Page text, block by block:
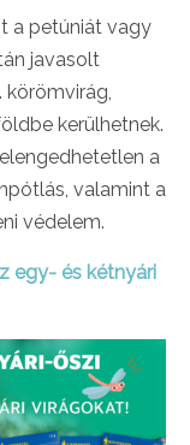
a petúniát vagy
javasolt
körömvirág,
kerülhetnek.
a
valamint a
védelem.
egy- és kétnyári